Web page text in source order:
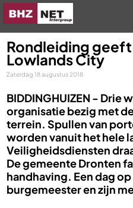
Rondleiding geeft
Lowlands City
Zaterdag 18 augustus 2018
BIDDINGHUIZEN - Drie
organisatie bezig met
terrein. Spullen van
worden vanuit het hele
Veiligheidsdiensten
De gemeente Dronten
handhaving. Een dag
burgemeester en zijn